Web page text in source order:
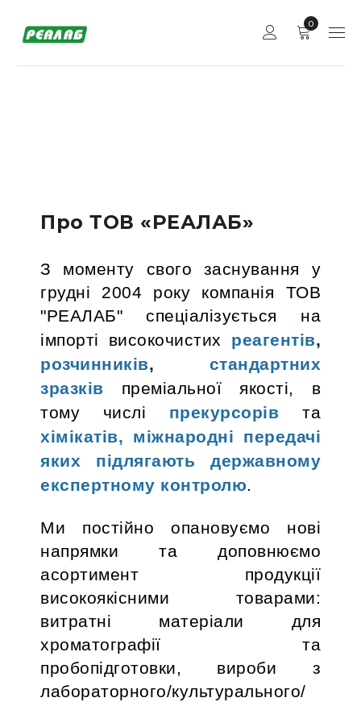
0
Про ТОВ «РЕАЛАБ»
З моменту свого заснування у
грудні 2004 року компанія ТОВ
"РЕАЛАБ" спеціалізується на
імпорті високочистих реагентів,
розчинників, стандартних
зразків преміальної якості, в
тому числі прекурсорів та
хімікатів, міжнародні передачі
яких підлягають державному
експертному контролю.
Ми постійно опановуємо нові
напрямки та доповнюємо
асортимент продукції
високоякісними товарами:
витратні матеріали для
хроматографії та
пробопідготовки, вироби з
лабораторного/культурального/